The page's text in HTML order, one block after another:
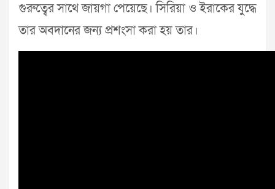
গুরুত্বের সাথে জায়গা পেয়েছে। সিরিয়া ও ইরাকের যুদ্ধে
তার অবদানের জন্য প্রশংসা করা হয় তার।